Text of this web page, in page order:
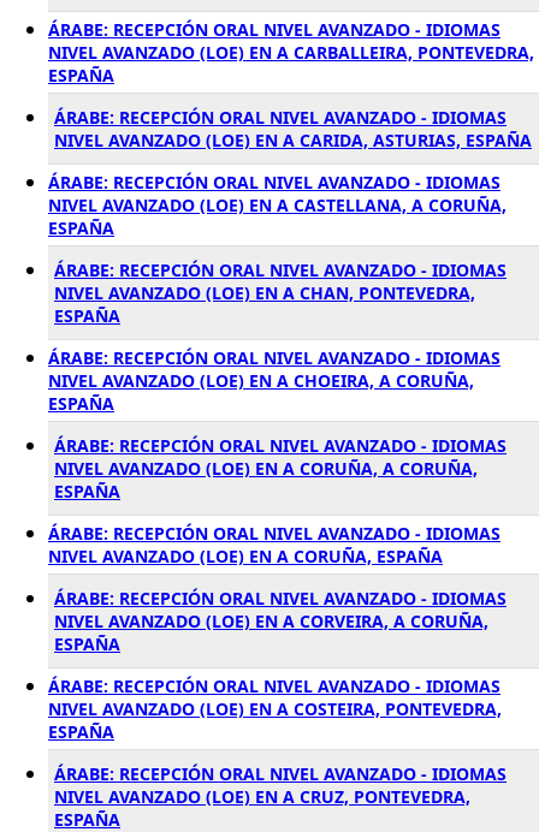
ÁRABE: RECEPCIÓN ORAL NIVEL AVANZADO - IDIOMAS
NIVEL AVANZADO (LOE) EN A CARBALLEIRA, PONTEVEDRA,
ESPAÑA
ÁRABE: RECEPCIÓN ORAL NIVEL AVANZADO - IDIOMAS
NIVEL AVANZADO (LOE) EN A CARIDA, ASTURIAS, ESPAÑA
ÁRABE: RECEPCIÓN ORAL NIVEL AVANZADO - IDIOMAS
NIVEL AVANZADO (LOE) EN A CASTELLANA, A CORUÑA,
ESPAÑA
ÁRABE: RECEPCIÓN ORAL NIVEL AVANZADO - IDIOMAS
NIVEL AVANZADO (LOE) EN A CHAN, PONTEVEDRA,
ESPAÑA
ÁRABE: RECEPCIÓN ORAL NIVEL AVANZADO - IDIOMAS
NIVEL AVANZADO (LOE) EN A CHOEIRA, A CORUÑA,
ESPAÑA
ÁRABE: RECEPCIÓN ORAL NIVEL AVANZADO - IDIOMAS
NIVEL AVANZADO (LOE) EN A CORUÑA, A CORUÑA,
ESPAÑA
ÁRABE: RECEPCIÓN ORAL NIVEL AVANZADO - IDIOMAS
NIVEL AVANZADO (LOE) EN A CORUÑA, ESPAÑA
ÁRABE: RECEPCIÓN ORAL NIVEL AVANZADO - IDIOMAS
NIVEL AVANZADO (LOE) EN A CORVEIRA, A CORUÑA,
ESPAÑA
ÁRABE: RECEPCIÓN ORAL NIVEL AVANZADO - IDIOMAS
NIVEL AVANZADO (LOE) EN A COSTEIRA, PONTEVEDRA,
ESPAÑA
ÁRABE: RECEPCIÓN ORAL NIVEL AVANZADO - IDIOMAS
NIVEL AVANZADO (LOE) EN A CRUZ, PONTEVEDRA,
ESPAÑA